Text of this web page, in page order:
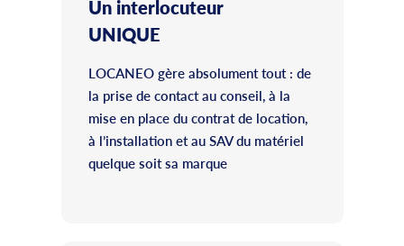
Un interlocuteur
UNIQUE
LOCANEO gère absolument tout : de
la prise de contact au conseil, à la
mise en place du contrat de location,
à l’installation et au SAV du matériel
quelque soit sa marque